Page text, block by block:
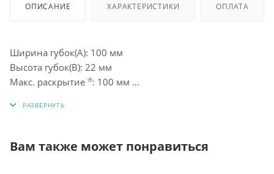
ОПИСАНИЕ ХАРАКТЕРИСТИКИ ОПЛАТА
Ширина губок(A): 100 мм
Высота губок(B): 22 мм
Макс. раскрытие ®: 100 мм
Крепежный паз: 13 мм
Вам также может понравиться